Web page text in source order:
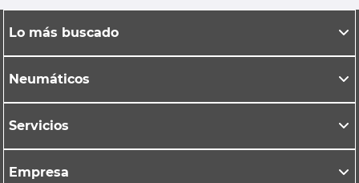
Lo más buscado
Neumáticos
Servicios
Empresa